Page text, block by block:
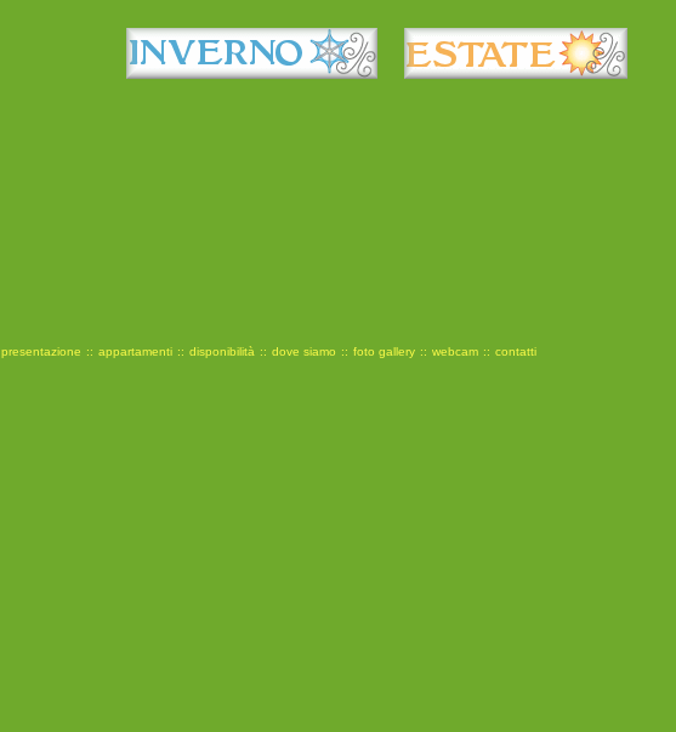
presentazione :: appartamenti :: disponibilità :: dove siamo :: foto gallery :: webcam :: contatti